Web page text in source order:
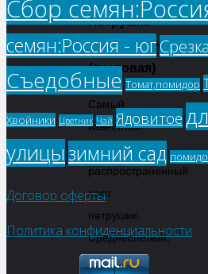
Петрушка
Обыкновенная
(листовая)
Самый
известный
и
распространенный
сорт
петрушки.
Среднеспелый,
период
Сбор
семян:Россия - югСрезка
Съедобные Томат,помидор
Хвойники Цветник Чай Ядовитое
улицызимний сад
Договор оферты
Политика конфиденциальности